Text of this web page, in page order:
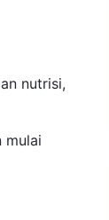
nutrisi,
mulai